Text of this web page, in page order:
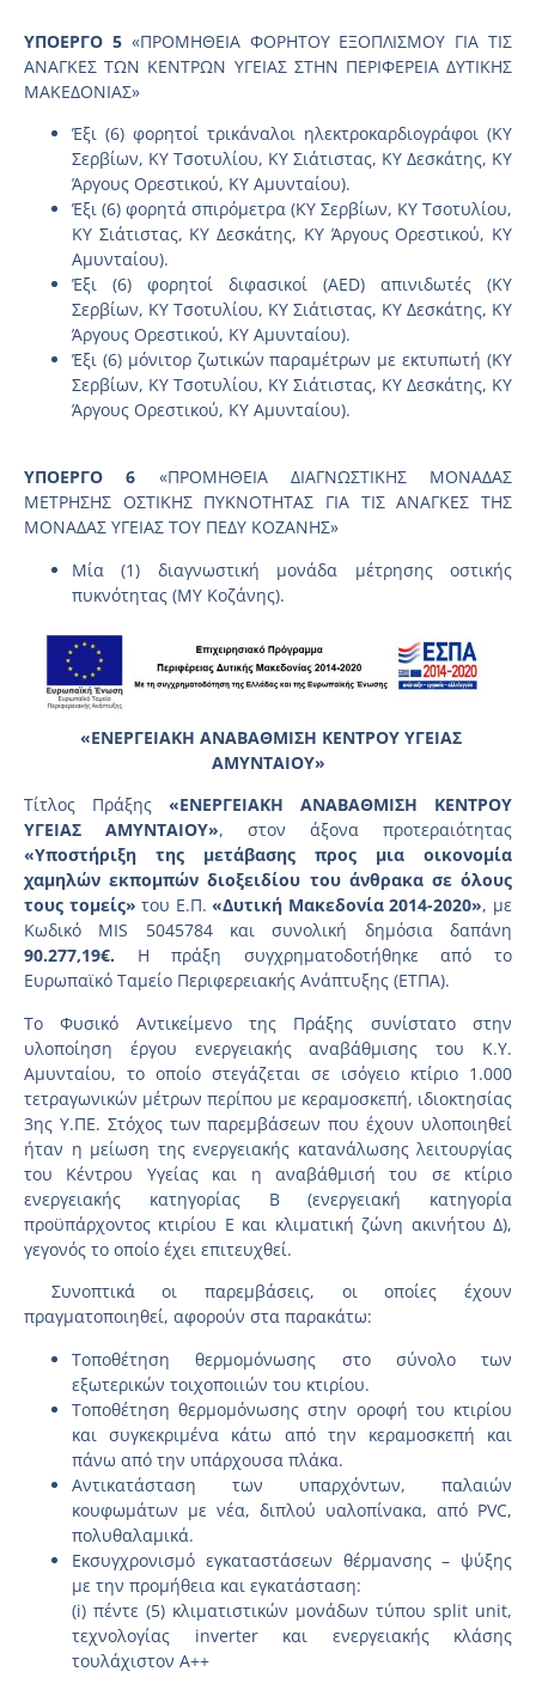
ΥΠΟΕΡΓΟ 5«ΠΡΟΜΗΘΕΙΑ ΦΟΡΗΤΟΥ ΕΞΟΠΛΙΣΜΟΥ ΓΙΑ ΤΙΣ
ΑΝΑΓΚΕΣ ΤΩΝ ΚΕΝΤΡΩΝ ΥΓΕΙΑΣ ΣΤΗΝ ΠΕΡΙΦΕΡΕΙΑ ΔΥΤΙΚΗΣ
ΜΑΚΕΔΟΝΙΑΣ»
Έξι (6) φορητοί τρικάναλοι ηλεκτροκαρδιογράφοι (ΚΥ
Σερβίων, ΚΥ Τσοτυλίου, ΚΥ Σιάτιστας, ΚΥ Δεσκάτης, ΚΥ
Άργους Ορεστικού, ΚΥ Αμυνταίου).
Έξι (6) φορητά σπιρόμετρα (ΚΥ Σερβίων, ΚΥ Τσοτυλίου,
ΚΥ Σιάτιστας, ΚΥ Δεσκάτης, ΚΥ Άργους Ορεστικού, ΚΥ
Αμυνταίου).
Έξι (6) φορητοί διφασικοί (AED) απινιδωτές (ΚΥ
Σερβίων, ΚΥ Τσοτυλίου, ΚΥ Σιάτιστας, ΚΥ Δεσκάτης, ΚΥ
Άργους Ορεστικού, ΚΥ Αμυνταίου).
Έξι (6) μόνιτορ ζωτικών παραμέτρων με εκτυπωτή (ΚΥ
Σερβίων, ΚΥ Τσοτυλίου, ΚΥ Σιάτιστας, ΚΥ Δεσκάτης, ΚΥ
Άργους Ορεστικού, ΚΥ Αμυνταίου).
ΥΠΟΕΡΓΟ 6 «ΠΡΟΜΗΘΕΙΑ ΔΙΑΓΝΩΣΤΙΚΗΣ ΜΟΝΑΔΑΣ
ΜΕΤΡΗΣΗΣ ΟΣΤΙΚΗΣ ΠΥΚΝΟΤΗΤΑΣ ΓΙΑ ΤΙΣ ΑΝΑΓΚΕΣ ΤΗΣ
ΜΟΝΑΔΑΣ ΥΓΕΙΑΣ ΤΟΥ ΠΕΔΥ ΚΟΖΑΝΗΣ»
Μία (1) διαγνωστική μονάδα μέτρησης οστικής
πυκνότητας (ΜΥ Κοζάνης).
«ΕΝΕΡΓΕΙΑΚΗ ΑΝΑΒΑΘΜΙΣΗ ΚΕΝΤΡΟΥ ΥΓΕΙΑΣ
ΑΜΥΝΤΑΙΟΥ»
Τίτλος Πράξης «ΕΝΕΡΓΕΙΑΚΗ ΑΝΑΒΑΘΜΙΣΗ ΚΕΝΤΡΟΥ
ΥΓΕΙΑΣ ΑΜΥΝΤΑΙΟΥ», στον άξονα προτεραιότητας
«Υποστήριξη της μετάβασης προς μια οικονομία
χαμηλών εκπομπών διοξειδίου του άνθρακα σε όλους
τους τομείς» του Ε.Π.«Δυτική Μακεδονία 2014-2020», με
Κωδικό MIS 5045784 και συνολική δημόσια δαπάνη
90.277,19€. Η πράξη συγχρηματοδοτήθηκε από το
Ευρωπαϊκό Ταμείο Περιφερειακής Ανάπτυξης (ΕΤΠΑ).
Το Φυσικό Αντικείμενο της Πράξης συνίστατο στην
υλοποίηση έργου ενεργειακής αναβάθμισης του Κ.Υ.
Αμυνταίου, το οποίο στεγάζεται σε ισόγειο κτίριο 1.000
τετραγωνικών μέτρων περίπου με κεραμοσκεπή, ιδιοκτησίας
3ης Υ.ΠΕ. Στόχος των παρεμβάσεων που έχουν υλοποιηθεί
ήταν η μείωση της ενεργειακής κατανάλωσης λειτουργίας
του Κέντρου Υγείας και η αναβάθμισή του σε κτίριο
ενεργειακής κατηγορίας Β (ενεργειακή κατηγορία
προϋπάρχοντος κτιρίου E και κλιματική ζώνη ακινήτου Δ),
γεγονός το οποίο έχει επιτευχθεί.
Συνοπτικά οι παρεμβάσεις, οι οποίες έχουν
πραγματοποιηθεί, αφορούν στα παρακάτω:
Τοποθέτηση θερμομόνωσης στο σύνολο των
εξωτερικών τοιχοποιιών του κτιρίου.
Τοποθέτηση θερμομόνωσης στην οροφή του κτιρίου
και συγκεκριμένα κάτω από την κεραμοσκεπή και
πάνω από την υπάρχουσα πλάκα.
Αντικατάσταση των υπαρχόντων, παλαιών
κουφωμάτων με νέα, διπλού υαλοπίνακα, από PVC,
πολυθαλαμικά.
Εκσυγχρονισμό εγκαταστάσεων θέρμανσης – ψύξης
με την προμήθεια και εγκατάσταση:
(i) πέντε (5) κλιματιστικών μονάδων τύπου split unit,
τεχνολογίας inverter και ενεργειακής κλάσης
τουλάχιστον Α++